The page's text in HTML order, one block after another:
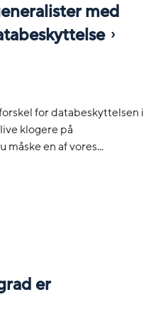
med
for databeskyttelsen i
klogere på
måske en af vores...
er